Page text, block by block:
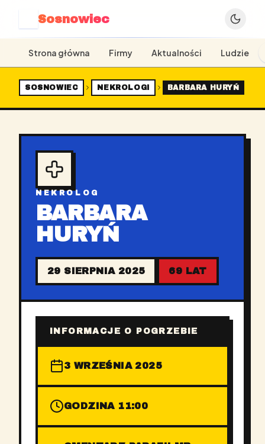
Sosnowiec
Strona główna Firmy Aktualności Ludzie
SOSNOWIEC NEKROLOGI BARBARA HURYŃ
NEKROLOG
BARBARA
HURYŃ
29 SIERPNIA 2025 69 LAT
INFORMACJE O POGRZEBIE
3 WRZEŚNIA 2025
GODZINA 11:00